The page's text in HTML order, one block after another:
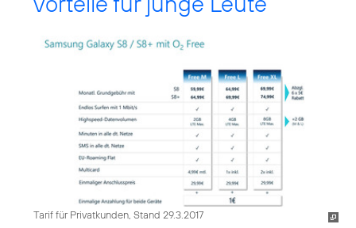
Tarif für Privatkunden, Stand 29.3.2017